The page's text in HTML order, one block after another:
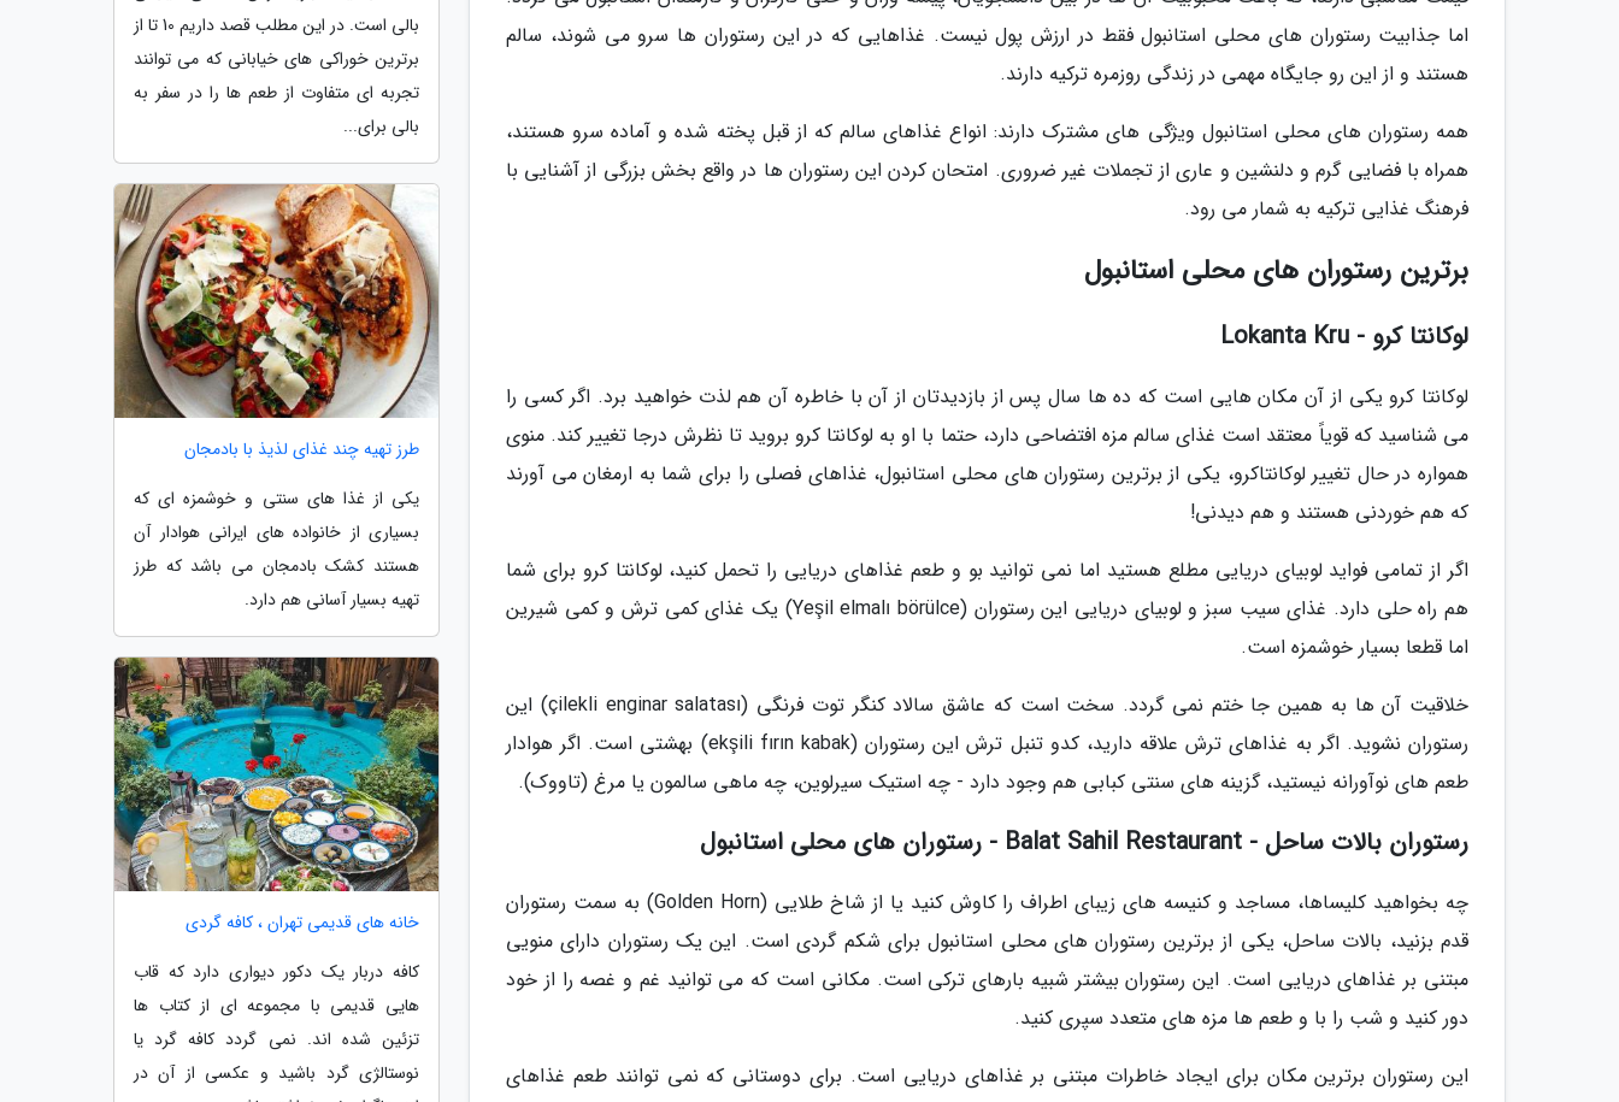
اما جذابیت رستوران های محلی استانبول فقط در ارزش پول نیست. غذاهایی که در این رستوران ها سرو می شوند، سالم
هستند و از این رو جایگاه مهمی در زندگی روزمره ترکیه دارند.
همه رستوران های محلی استانبول ویژگی های مشترک دارند: انواع غذاهای سالم که از قبل پخته شده و آماده سرو هستند،
همراه با فضایی گرم و دلنشین و عاری از تجملات غیر ضروری. امتحان کردن این رستوران ها در واقع بخش بزرگی از آشنایی با
فرهنگ غذایی ترکیه به شمار می رود.
برترین رستوران های محلی استانبول
لوکانتا کرو - Lokanta Kru
لوکانتا کرو یکی از آن مکان هایی است که ده ها سال پس از بازدیدتان از آن با خاطره آن هم لذت خواهید برد. اگر کسی را
می شناسید که قویاً معتقد است غذای سالم مزه افتضاحی دارد، حتما با او به لوکانتا کرو بروید تا نظرش درجا تغییر کند. منوی
همواره در حال تغییر لوکانتاکرو، یکی از برترین رستوران های محلی استانبول، غذاهای فصلی را برای شما به ارمغان می آورند
که هم خوردنی هستند و هم دیدنی!
اگر از تمامی فواید لوبیای دریایی مطلع هستید اما نمی توانید بو و طعم غذاهای دریایی را تحمل کنید، لوکانتا کرو برای شما
هم راه حلی دارد. غذای سیب سبز و لوبیای دریایی این رستوران (Yeşil elmalı börülce) یک غذای کمی ترش و کمی شیرین
اما قطعا بسیار خوشمزه است.
خلاقیت آن ها به همین جا ختم نمی گردد. سخت است که عاشق سالاد کنگر توت فرنگی (çilekli enginar salatası) این
رستوران نشوید. اگر به غذاهای ترش علاقه دارید، کدو تنبل ترش این رستوران (ekşili fırın kabak) بهشتی است. اگر هوادار
طعم های نوآورانه نیستید، گزینه های سنتی کبابی هم وجود دارد - چه استیک سیرلوین، چه ماهی سالمون یا مرغ (تاووک).
رستوران بالات ساحل - Balat Sahil Restaurant - رستوران های محلی استانبول
چه بخواهید کلیساها، مساجد و کنیسه های زیبای اطراف را کاوش کنید یا از شاخ طلایی (Golden Horn) به سمت رستوران
قدم بزنید، بالات ساحل، یکی از برترین رستوران های محلی استانبول برای شکم گردی است. این یک رستوران دارای منویی
مبتنی بر غذاهای دریایی است. این رستوران بیشتر شبیه بارهای ترکی است. مکانی است که می توانید غم و غصه را از خود
دور کنید و شب را با و طعم ها مزه های متعدد سپری کنید.
این رستوران برترین مکان برای ایجاد خاطرات مبتنی بر غذاهای دریایی است. برای دوستانی که نمی توانند طعم غذاهای
بالی است. در این مطلب قصد داریم 10 تا از
برترین خوراکی های خیابانی که می توانند
تجربه ای متفاوت از طعم ها را در سفر به
بالی برای...
طرز تهیه چند غذای لذیذ با بادمجان
یکی از غذا های سنتی و خوشمزه ای که
بسیاری از خانواده های ایرانی هوادار آن
هستند کشک بادمجان می باشد که طرز
تهیه بسیار آسانی هم دارد.
خانه های قدیمی تهران ، کافه گردی
کافه دربار یک دکور دیواری دارد که قاب
هایی قدیمی با مجموعه ای از کتاب ها
تزئین شده اند. نمی گردد کافه گرد یا
نوستالژی گرد باشید و عکسی از آن در